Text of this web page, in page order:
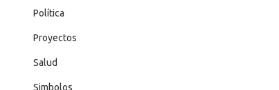
Política
Proyectos
Salud
Simbolos